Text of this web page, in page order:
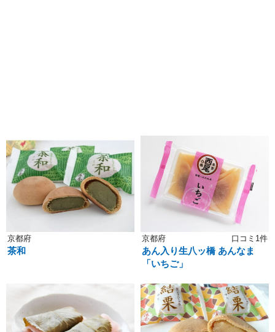
京都府
茶和
京都府 口コミ1件
あん入り生八ッ橋 あんなま
「いちご」